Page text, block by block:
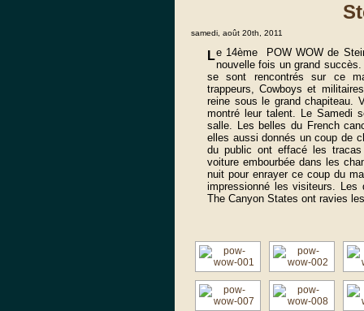
samedi, août 20th, 2011
Le 14ème POW WOW de
nouvelle fois un grand
se sont rencontrés sur ce
trappeurs, Cowboys et
reine sous le grand chapiteau.
montré leur talent. Le Samedi
salle. Les belles du French
elles aussi donnés un coup de
du public ont effacé les
voiture embourbée dans les
nuit pour enrayer ce coup du
impressionné les visiteurs. Les
The Canyon States ont